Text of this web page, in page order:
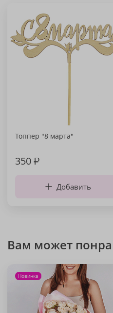
Топпер "8 марта"
350₽
Добавить
Вам может
Новинка